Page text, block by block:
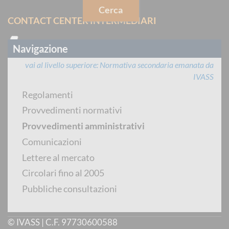
Cerca
Navigazione
vai al livello superiore Normativa secondaria emanata da
IVASS
Regolamenti
Provvedimenti normativi
Provvedimenti amministrativi
Comunicazioni
Lettere al mercato
Circolari fino al 2005
Pubbliche consultazioni
CONTACT CENTER INTERMEDIARI
PREVENTIVATORE PUBBLICO
per chiamate dall'estero:+39 06 9435 8604
© IVASS | C.F. 97730600588